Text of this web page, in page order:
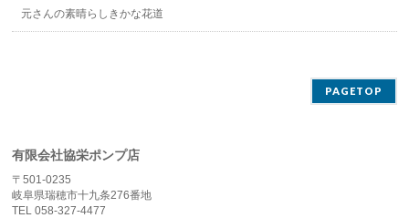
元さんの素晴らしきかな花道
PAGETOP
有限会社協栄ポンプ店
〒501-0235
岐阜県瑞穂市十九条276番地
TEL 058-327-4477